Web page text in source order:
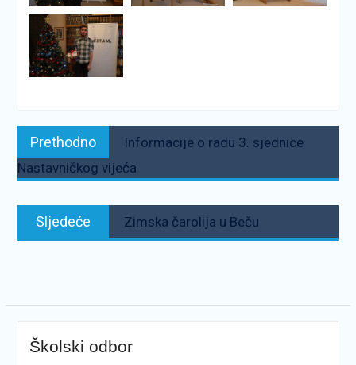
Navigacija
objava
Prethodno Prethodno:
Informacije o radu 3. sjednice
Nastavničkog vijeća
Sljedeće Zimska čarolija u Beču
Školski odbor